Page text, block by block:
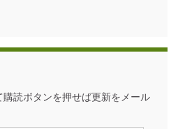
購読ボタンを押せば更新をメール